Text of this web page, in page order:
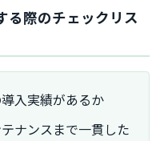
る際のチェックリス
入実績があるか
ナンスまで一貫した